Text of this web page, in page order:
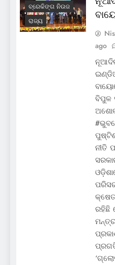
ବ୍ରେକିଙ୍ଗ ନିଉଜ
ରାଜ୍ୟ
ago
ବିପୁଳ
ନୀତି
ରହିଛି